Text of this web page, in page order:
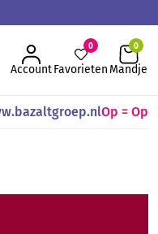
AccountFavorieten Mandje
0
Op = Op